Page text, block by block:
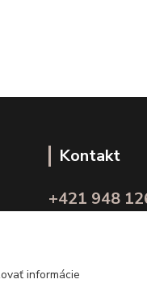
Kontakt
+421 948
informácie